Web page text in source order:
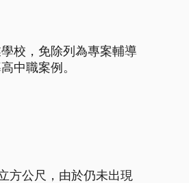
校，免除列為專案輔導
中職案例。
方公尺，由於仍未出現